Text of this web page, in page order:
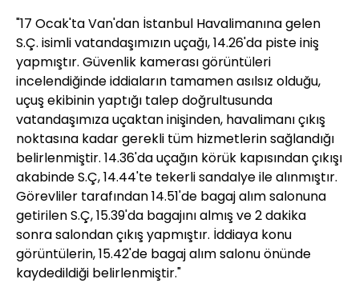
"17 Ocak'ta Van'dan İstanbul Havalimanına gelen
S.Ç. isimli vatandaşımızın uçağı, 14.26'da piste iniş
yapmıştır. Güvenlik kamerası görüntüleri
incelendiğinde iddiaların tamamen asılsız olduğu,
uçuş ekibinin yaptığı talep doğrultusunda
vatandaşımıza uçaktan inişinden, havalimanı çıkış
noktasına kadar gerekli tüm hizmetlerin sağlandığı
belirlenmiştir. 14.36'da uçağın körük kapısından çıkışı
akabinde S.Ç, 14.44'te tekerli sandalye ile alınmıştır.
Görevliler tarafından 14.51'de bagaj alım salonuna
getirilen S.Ç, 15.39'da bagajını almış ve 2 dakika
sonra salondan çıkış yapmıştır. İddiaya konu
görüntülerin, 15.42'de bagaj alım salonu önünde
kaydedildiği belirlenmiştir."